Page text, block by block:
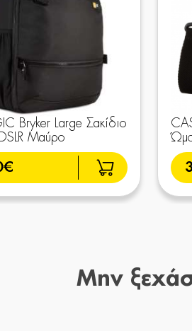
Bryker Large Σακίδιο
DSLR Μαύρο
Μην